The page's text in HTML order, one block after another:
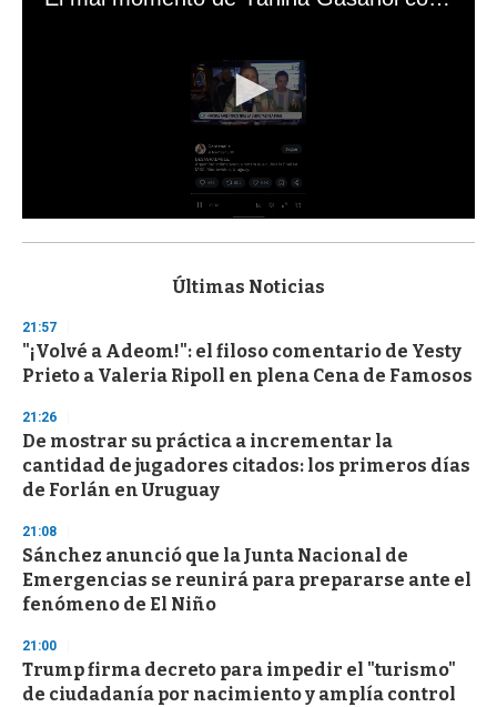
s
d
s
o
f
3
s
e
c
o
d
s
Últimas Noticias
21:57
"¡Volvé a Adeom!": el filoso comentario de Yesty
Prieto a Valeria Ripoll en plena Cena de Famosos
21:26
De mostrar su práctica a incrementar la
cantidad de jugadores citados: los primeros días
de Forlán en Uruguay
21:08
Sánchez anunció que la Junta Nacional de
Emergencias se reunirá para prepararse ante el
fenómeno de El Niño
21:00
Trump firma decreto para impedir el "turismo"
de ciudadanía por nacimiento y amplía control